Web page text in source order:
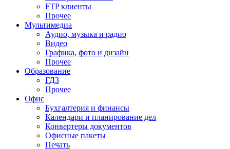
FTP клиенты
Прочее
Мультимедиа
Аудио, музыка и радио
Видео
Графика, фото и дизайн
Прочее
Образование
ГДЗ
Прочее
Офис
Бухгалтерия и финансы
Календари и планирование дел
Конвертеры документов
Офисные пакеты
Печать